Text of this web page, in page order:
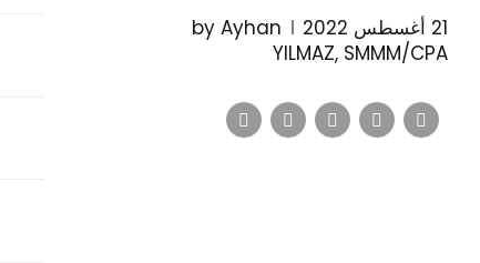
21 أغسطس 2022
by Ayhan
YILMAZ, SMMM/CPA